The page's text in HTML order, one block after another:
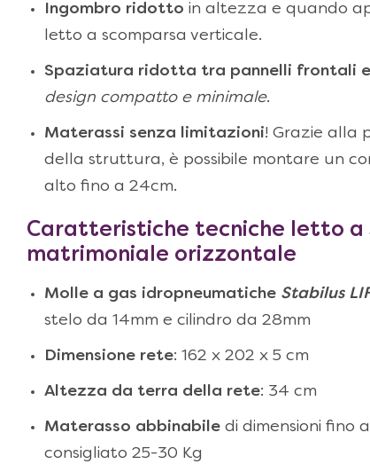
Ingombro ridotto in altezza e quando
letto a scomparsa verticale.
Spaziatura ridotta tra pannelli frontali
design compatto e minimale.
Materassi senza limitazioni! Grazie alla
della struttura, è possibile montare un
alto fino a 24cm.
Caratteristiche tecniche letto a
matrimoniale orizzontale
Molle a gas idropneumatiche Stabilus
stelo da 14mm e cilindro da 28mm
Dimensione rete: 162 x 202 x 5 cm
Altezza da terra della rete: 34 cm
Materasso abbinabile di dimensioni fino
consigliato 25-30 Kg